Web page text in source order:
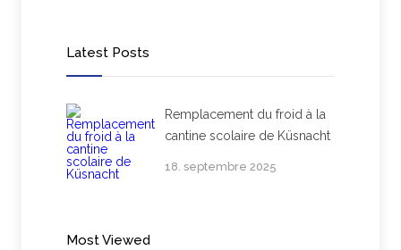
Latest Posts
Remplacement du froid à la
cantine scolaire de Küsnacht
18. septembre 2025
Most Viewed